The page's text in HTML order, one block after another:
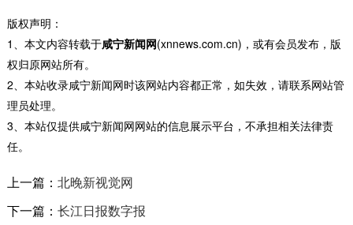
版权声明：
1、本文内容转载于咸宁新闻网(xnnews.com.cn)，或有会员发布，版
权归原网站所有。
2、本站收录咸宁新闻网时该网站内容都正常，如失效，请联系网站管
理员处理。
3、本站仅提供咸宁新闻网网站的信息展示平台，不承担相关法律责
任。
上一篇： 北晚新视觉网
下一篇： 长江日报数字报